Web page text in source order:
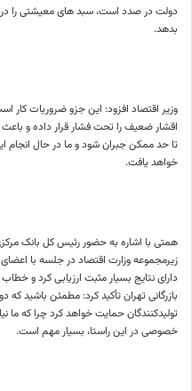
دولت در صدد است، سبد های معیشتی را در
بدهد.
وزیر اقتصاد افزود: این جزو ضروریات کار
اقشار ضعیف را تحت فشار قرار داده و
تا حد ممکن جبران شود و ما در حال انجام
خواهد یافت.
همتی با اشاره به حضور رئیس کل بانک
زیرمجموعه وزارت اقتصاد در جلسه با
دارای نتایج بسیار مثبت ارزیابی کرد و
بازرگانی تهران تأکید کرد: مطمئن باشید
تولیدکنندگان حمایت خواهد کرد چرا که ما
خصوصی در این راستا، بسیار مهم است.